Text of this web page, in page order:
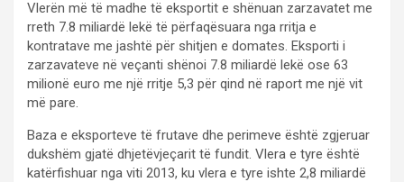
Vlerën më të madhe të eksportit e shënuan zarzavatet me
rreth 7.8 miliardë lekë të përfaqësuara nga rritja e
kontratave me jashtë për shitjen e domates. Eksporti i
zarzavateve në veçanti shënoi 7.8 miliardë lekë ose 63
milionë euro me një rritje 5,3 për qind në raport me një vit
më pare.
Baza e eksporteve të frutave dhe perimeve është zgjeruar
dukshëm gjatë dhjetëvjeçarit të fundit. Vlera e tyre është
katërfishuar nga viti 2013, ku vlera e tyre ishte 2,8 miliardë